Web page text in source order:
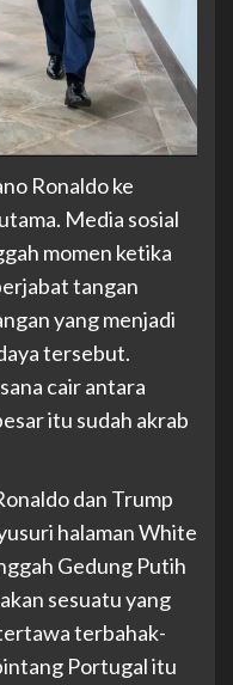
Ronaldo ke
Media sosial
momen ketika
tangan
yang menjadi
tersebut.
cair antara
itu sudah akrab
dan Trump
halaman White
Gedung Putih
sesuatu yang
terbahak-
Portugal itu